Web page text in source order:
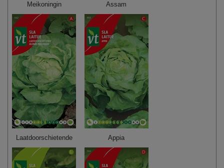
Meikoningin Assam
Laatdoorschietende Appia